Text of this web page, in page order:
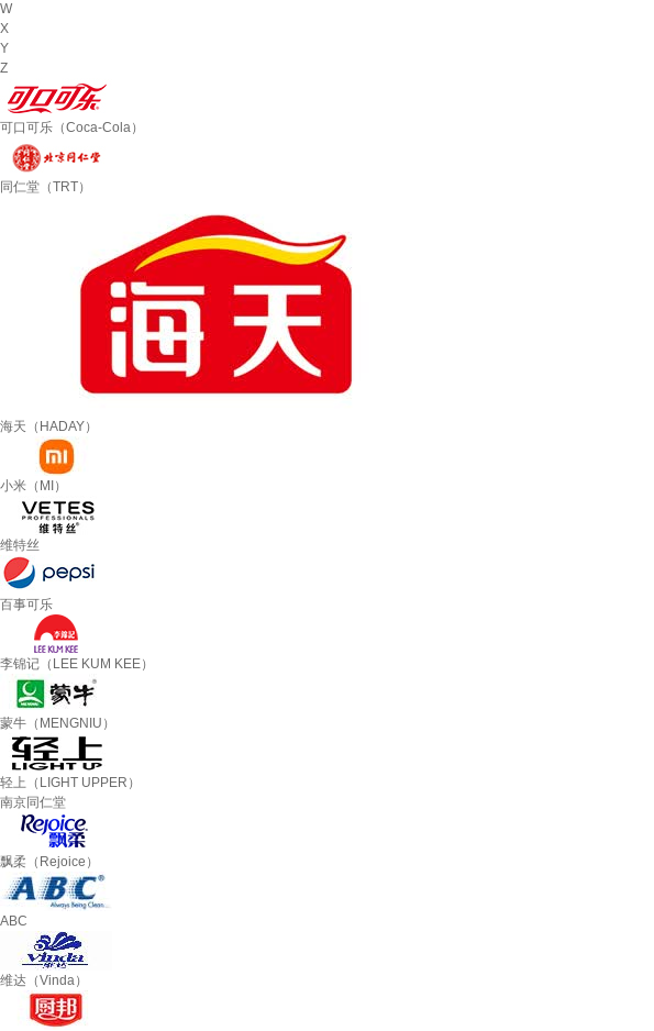
W
X
Y
Z
可口可乐（Coca-Cola）
同仁堂（TRT）
海天（HADAY）
小米（MI）
维特丝
百事可乐
李锦记（LEE KUM KEE）
蒙牛（MENGNIU）
轻上（LIGHT UPPER）
南京同仁堂
飘柔（Rejoice）
ABC
维达（Vinda）